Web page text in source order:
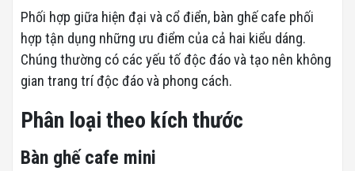
Phối hợp giữa hiện đại và cổ điển, bàn ghế cafe phối
hợp tận dụng những ưu điểm của cả hai kiểu dáng.
Chúng thường có các yếu tố độc đáo và tạo nên không
gian trang trí độc đáo và phong cách.
Phân loại theo kích thước
Bàn ghế cafe mini